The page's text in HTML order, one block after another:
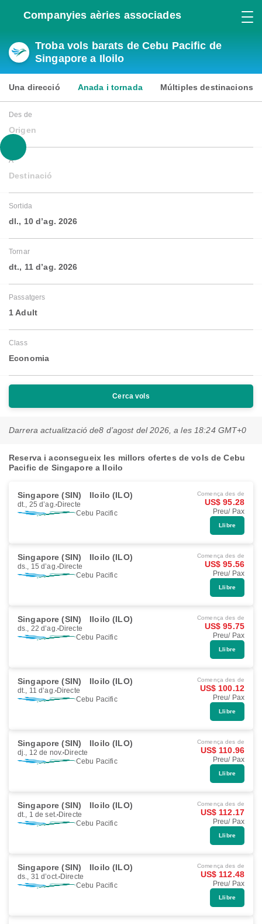
Companyies aèries associades
Troba vols barats de Cebu Pacific de
Singapore a Iloilo
Una direcció Anada i tornada Múltiples destinacions
Des de
Origen
A
Destinació
Sortida
dl., 10 d’ag. 2026
Tornar
dt., 11 d’ag. 2026
Passatgers
1 Adult
Class
Economia
Cerca vols
Darrera actualització de8 d’agost del 2026, a les 18:24 GMT+0
Reserva i aconsegueix les millors ofertes de vols de Cebu
Pacific de Singapore a Iloilo
Singapore (SIN) Iloilo (ILO)
dt., 25 d’ag. Directe
Cebu Pacific
Comença des de
US$ 95.28
Preu/ Pax
Llibre
Singapore (SIN) Iloilo (ILO)
ds., 15 d’ag. Directe
Cebu Pacific
Comença des de
US$ 95.56
Preu/ Pax
Llibre
Singapore (SIN) Iloilo (ILO)
ds., 22 d’ag. Directe
Cebu Pacific
Comença des de
US$ 95.75
Preu/ Pax
Llibre
Singapore (SIN) Iloilo (ILO)
dt., 11 d’ag. Directe
Cebu Pacific
Comença des de
US$ 100.12
Preu/ Pax
Llibre
Singapore (SIN) Iloilo (ILO)
dj., 12 de nov. Directe
Cebu Pacific
Comença des de
US$ 110.96
Preu/ Pax
Llibre
Singapore (SIN) Iloilo (ILO)
dt., 1 de set. Directe
Cebu Pacific
Comença des de
US$ 112.17
Preu/ Pax
Llibre
Singapore (SIN) Iloilo (ILO)
ds., 31 d’oct. Directe
Cebu Pacific
Comença des de
US$ 112.48
Preu/ Pax
Llibre